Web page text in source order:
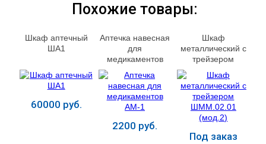
Похожие товары:
Шкаф аптечный
ША1
60000 руб.
Аптечка навесная
для
медикаментов
2200 руб.
Шкаф
металлический с
трейзером
(мод.2)
Под заказ